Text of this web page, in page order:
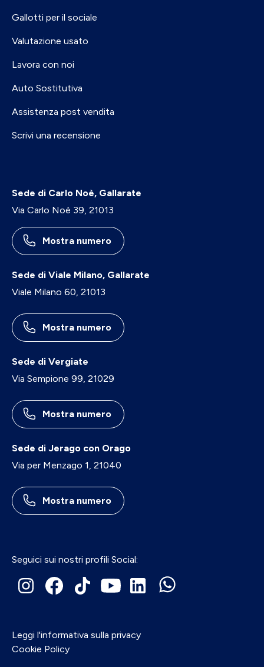
Gallotti per il sociale
Valutazione usato
Lavora con noi
Auto Sostitutiva
Assistenza post vendita
Scrivi una recensione
Sede di Carlo Noè, Gallarate
Via Carlo Noè 39, 21013
Mostra numero
Sede di Viale Milano, Gallarate
Viale Milano 60, 21013
Mostra numero
Sede di Vergiate
Via Sempione 99, 21029
Mostra numero
Sede di Jerago con Orago
Via per Menzago 1, 21040
Mostra numero
Seguici sui nostri profili Social:
Leggi l'informativa sulla privacy
Cookie Policy